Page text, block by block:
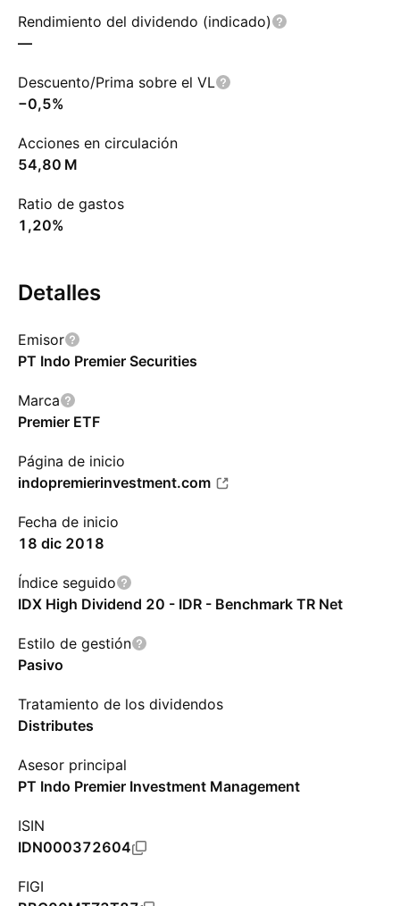
Rendimiento del dividendo (indicado)
—
Descuento/Prima sobre el VL
−0,5%
Acciones en circulación
‪54,80 M‬
Ratio de gastos
1,20%
Detalles
Emisor
PT Indo Premier Securities
Marca
Premier ETF
Página de inicio
indopremierinvestment.com
Fecha de inicio
18 dic 2018
Índice seguido
IDX High Dividend 20 - IDR - Benchmark TR Net
Estilo de gestión
Pasivo
Tratamiento de los dividendos
Distributes
Asesor principal
PT Indo Premier Investment Management
ISIN
IDN000372604
FIGI